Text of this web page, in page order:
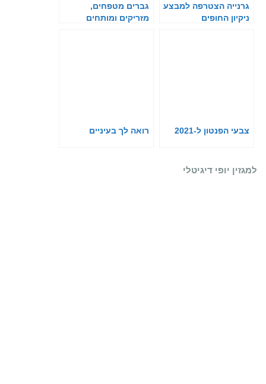
גרנייה הצטרפה למבצע
ניקיון החופים
גברים מטפחים,
מזריקים ומותחים
צבעי הפנטון ל-2021 רואה לך בעיניים
למגזין יופי דיגיטלי